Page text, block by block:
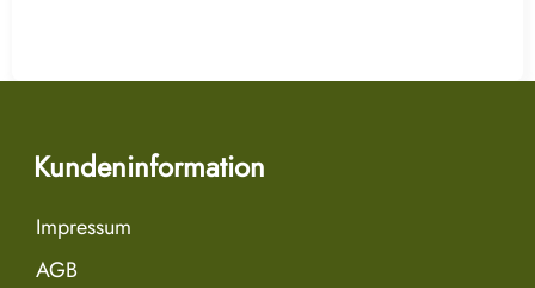
Kundeninformation
Impressum
AGB